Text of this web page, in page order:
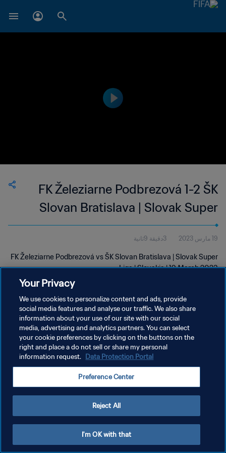
FK Železiarne Podbrezová 1-2 ŠK
Slovan Bratislava | Slovak Super
Liga | 19 Mar 2023
19 مارس 2023 3دقيقة 9ثانية
FK Železiarne Podbrezová vs ŠK Slovan Bratislava | Slovak Super
Liga | Slovakia | 19 March 2023
سياسة الخصوصية
إدارة تفضيلات ملفات تعريف الارتباط
Your Privacy
We use cookies to personalize content and ads, provide
social media features and analyse our traffic. We also share
information about your use of our site with our social
media, advertising and analytics partners. You can select
your cookie preferences by clicking on the buttons on the
right and place a do not sell or share my personal
information request. Data Protection Portal
Preference Center
Reject All
I'm OK with that